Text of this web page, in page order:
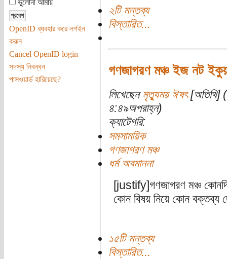
ভুলোনা আমায়
OpenID ব্যবহার করে লগইন
করুন
Cancel OpenID login
সদস্য নিবন্ধন
পাসওয়ার্ড হারিয়েছে?
২টি মন্তব্য
বিস্তারিত...
গণজাগরণ মঞ্চ ইজ নট
লিখেছেন মৃত্যুময় ঈষৎ[অতিথি]
৪:৪৯অপরাহ্ন)
ক্যাটেগরি:
সমসাময়িক
গণজাগরণ মঞ্চ
ধর্ম অবমাননা
[justify]গণজাগরণ মঞ্চ
কোন বিষয় নিয়ে কোন বক্তব্য
১৫টি মন্তব্য
বিস্তারিত...